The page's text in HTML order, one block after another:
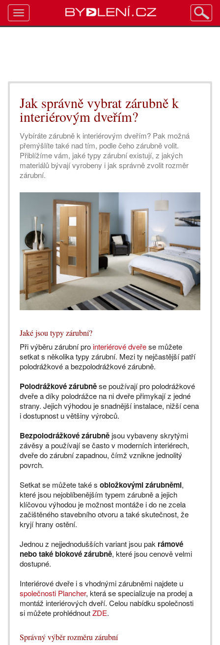
Jak správně vybrat zárubně k
interiérovým dveřím?
Vybíráte zárubně k interiérovým dveřím? Pak možná
přemýšlíte také nad tím, podle čeho zárubně volit.
Přiblížíme vám, jaké typy zárubní existují, z jakých
materiálů bývají vyrobeny i jak správně zvolit rozměr
zárubní.
Jaké jsou typy zárubní?
Při výběru zárubní pro interiérové dveřese můžete
setkat s několika typy zárubní. Mezi ty nejčastější patří
polodrážkové a bezpolodrážkové zárubně.
Polodrážkové zárubněse používají pro polodrážkové
dveře a díky polodrážce na ni dveře přimykají z jedné
strany. Jejich výhodou je snadnější instalace, nižší cena
i dostupnost u většiny výrobců.
Bezpolodrážkové zárubně jsou vybaveny skrytými
závěsy a používají se často v moderních interiérech,
dveře do zárubní zapadnou, čímž vznikne jednolitý
povrch.
Setkat se můžete také s obložkovými zárubněmi,
které jsou nejoblíbenějším typem zárubně a jejich
klíčovou výhodou je možnost montáže i do ne zcela
začištěného stavebního otvoru a také skutečnost, že
kryjí hrany ostění.
Jednou z nejjednodušších variant jsou pak rámové
nebo také blokové zárubně, které jsou cenově velmi
dostupné.
Interiérové dveře i s vhodnými zárubněmi najdete u
společnosti Plancher, která se specializuje na prodej a
montáž interiérových dveří. Celou nabídku společnosti
si můžete prohlédnoutZDE.
Správný výběr rozměru zárubní
Toggle
navigation